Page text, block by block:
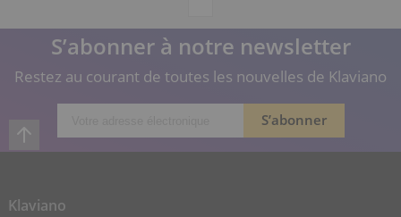
S’abonner à notre newsletter
Restez au courant de toutes les nouvelles de Klaviano
Klaviano